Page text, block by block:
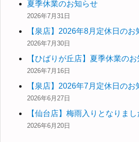
夏季休業のお知らせ
2026年7月31日
【泉店】2026年8月定休日のお
2026年7月30日
【ひばりが丘店】夏季休業の
2026年7月16日
【泉店】2026年7月定休日のお
2026年6月27日
【仙台店】梅雨入りとなりまし
2026年6月20日